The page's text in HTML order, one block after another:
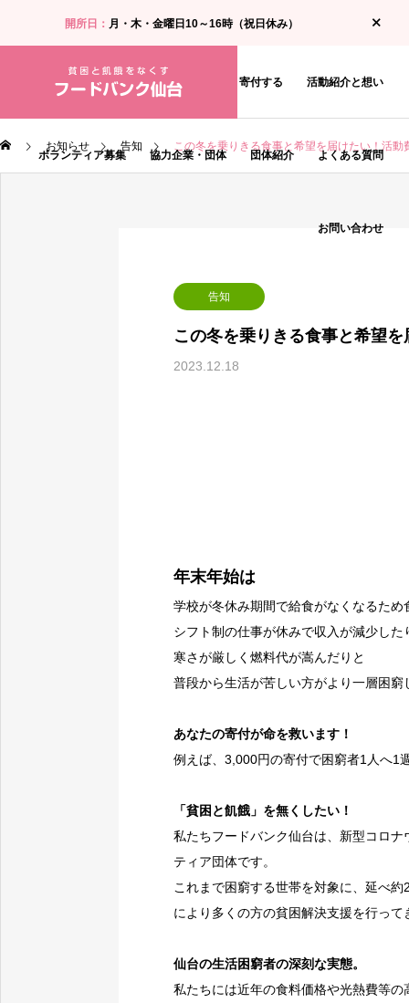
開所日： 月・木・金曜日10～16時（祝日休み）
お知らせ 食料支援・相談を受ける 寄付する 活動紹介と想い
ボランティア募集 協力企業・団体 団体紹介 よくある質問
お問い合わせ
お知らせ 告知 この冬を乗りきる食事と希望を届けたい！活動
告知
この冬を乗りきる食事と希望
2023.12.18
年末年始は
学校が冬休み期間で給食がなくなるため
シフト制の仕事が休みで収入が減少した
寒さが厳しく燃料代が嵩んだりと
普段から生活が苦しい方がより一層困窮
あなたの寄付が命を救います！
例えば、3,000円の寄付で困窮者1人へ1
「貧困と飢餓」を無くしたい！
私たちフードバンク仙台は、新型コロ
ティア団体です。
これまで困窮する世帯を対象に、延べ
により多くの方の貧困解決支援を行って
仙台の生活困窮者の深刻な実態。
私たちには近年の食料価格や光熱費等